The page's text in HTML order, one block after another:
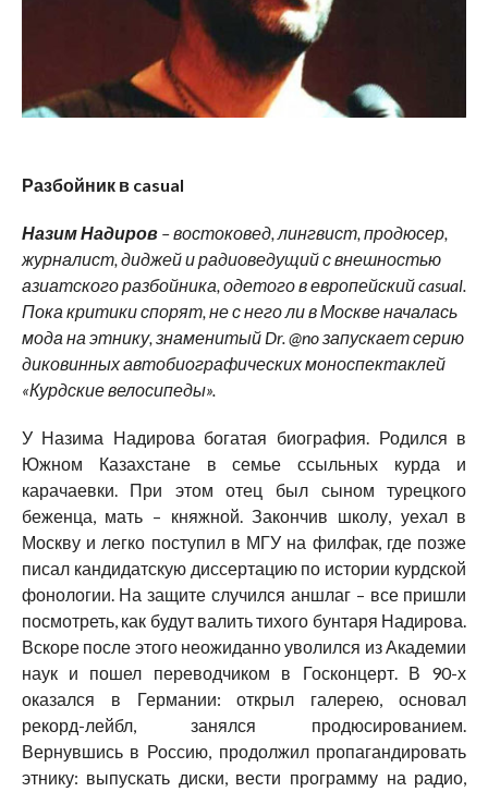
Разбойник в casual
Назим Надиров– востоковед, лингвист, продюсер,
журналист, диджей и радиоведущий с внешностью
азиатского разбойника, одетого в европейский casual.
Пока критики спорят, не с него ли в Москве началась
мода на этнику, знаменитый Dr. @no запускает серию
диковинных автобиографических моноспектаклей
«Курдские велосипеды».
У Назима Надирова богатая биография. Родился в
Южном Казахстане в семье ссыльных курда и
карачаевки. При этом отец был сыном турецкого
беженца, мать – княжной. Закончив школу, уехал в
Москву и легко поступил в МГУ на филфак, где позже
писал кандидатскую диссертацию по истории курдской
фонологии. На защите случился аншлаг – все пришли
посмотреть, как будут валить тихого бунтаря Надирова.
Вскоре после этого неожиданно уволился из Академии
наук и пошел переводчиком в Госконцерт. В 90-х
оказался в Германии: открыл галерею, основал
рекорд-лейбл, занялся продюсированием.
Вернувшись в Россию, продолжил пропагандировать
этнику: выпускать диски, вести программу на радио,